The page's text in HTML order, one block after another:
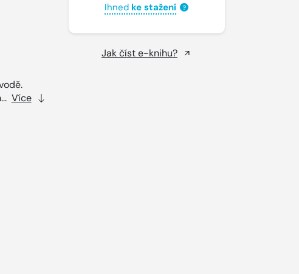
Více
Ihned ke stažení ?
Jak číst e-knihu?